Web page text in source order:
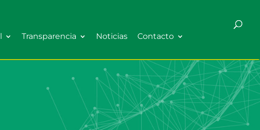
Transparencia Noticias Contacto